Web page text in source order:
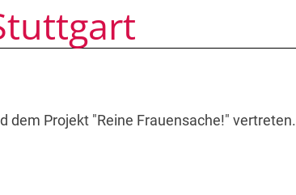
dem Projekt "Reine Frauensache!" vertreten.